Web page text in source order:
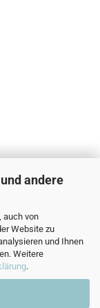
andere
auch von
Website zu
und Ihnen
Weitere
.